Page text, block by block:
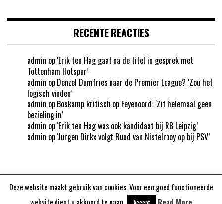
RECENTE REACTIES
admin op ‘Erik ten Hag gaat na de titel in gesprek met
Tottenham Hotspur’
admin op Denzel Dumfries naar de Premier League? ‘Zou het
logisch vinden’
admin op Boskamp kritisch op Feyenoord: ‘Zit helemaal geen
bezieling in’
admin op ‘Erik ten Hag was ook kandidaat bij RB Leipzig’
admin op ‘Jurgen Dirkx volgt Ruud van Nistelrooy op bij PSV’
Aangedreven doorWordPress
Deze website maakt gebruik van cookies. Voor een goed functioneerde
website dient u akkoord te gaan.
Accept Read More